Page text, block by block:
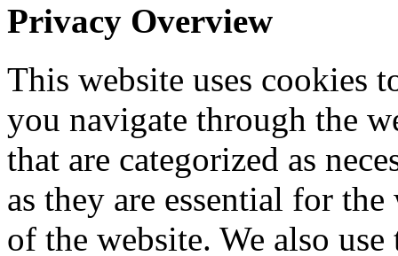
Privacy Overview
This website uses cookies
you navigate through the
that are categorized as
as they are essential for
of the website. We also